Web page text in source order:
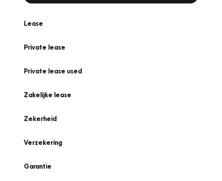
Lease
Private lease
Private lease used
Zakelijke lease
Zekerheid
Verzekering
Garantie